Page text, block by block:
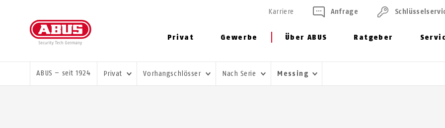
Privat Gewerbe Über ABUS Ratgeber
Karriere Anfrage
SIE SIND HIER:
ABUS – seit 1924 Privat Vorhangschlösser Nach Serie Messing